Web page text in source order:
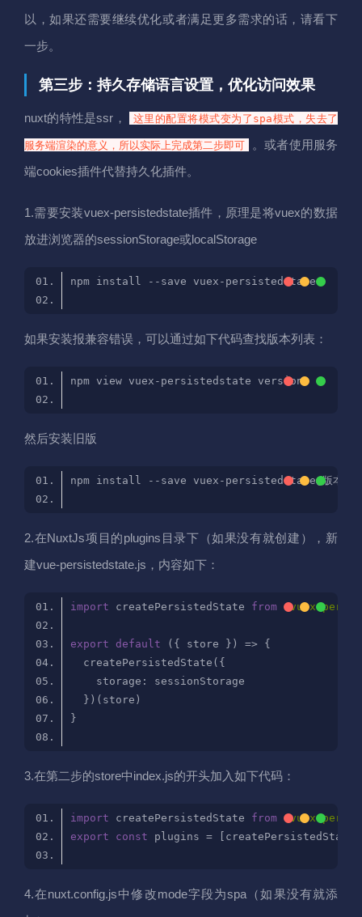
以，如果还需要继续优化或者满足更多需求的话，请看下
一步。
第三步：持久存储语言设置，优化访问效果
nuxt的特性是ssr， 这里的配置将模式变为了spa模式，失去了
服务端渲染的意义，所以实际上完成第二步即可
。或者使用服务
端cookies插件代替持久化插件。
1.需要安装vuex-persistedstate插件，原理是将vuex的数据
放进浏览器的sessionStorage或localStorage
npm install --save vuex-persistedstate
如果安装报兼容错误，可以通过如下代码查找版本列表：
然后安装旧版
2.在NuxtJs项目的plugins目录下（如果没有就创建），新
建vue-persistedstate.js，内容如下：
import createPersistedState from 'vuex-
export default
storage
3.在第二步的store中index.js的开头加入如下代码：
import createPersistedState from
"vuex-
export
const
4.在nuxt.config.js中修改mode字段为spa（如果没有就添